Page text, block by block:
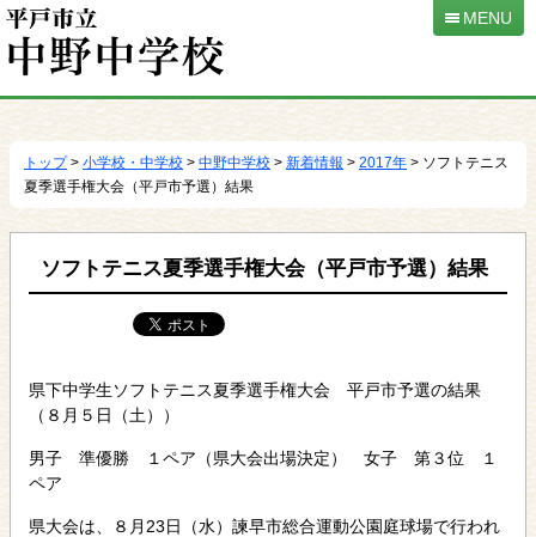
動
MENU
トップ> 小学校・中学校 > 中野中学校 > 新着情報 > 2017年 > ソフトテニス
夏季選手権大会（平戸市予選）結果
ソフトテニス夏季選手権大会（平戸市予選）結果
県下中学生ソフトテニス夏季選手権大会 平戸市予選の結果
（８月５日（土））
男子 準優勝 １ペア（県大会出場決定） 女子 第３位 １
ペア
県大会は、８月23日（水）諫早市総合運動公園庭球場で行われ